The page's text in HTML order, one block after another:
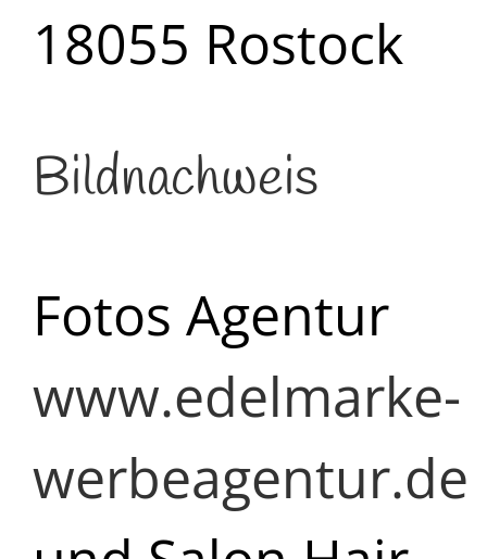
18055 Rostock
Bildnachweis
Fotos Agentur
www.edelmarke-
werbeagentur.de